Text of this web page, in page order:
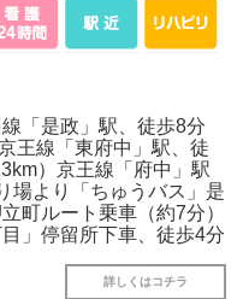
「是政」駅、徒歩8分
王線「東府中」駅、徒
）京王線「府中」駅
場より「ちゅうバス」是
町ルート乗車（約7分）
目」停留所下車、徒歩4分
詳しくはコチラ